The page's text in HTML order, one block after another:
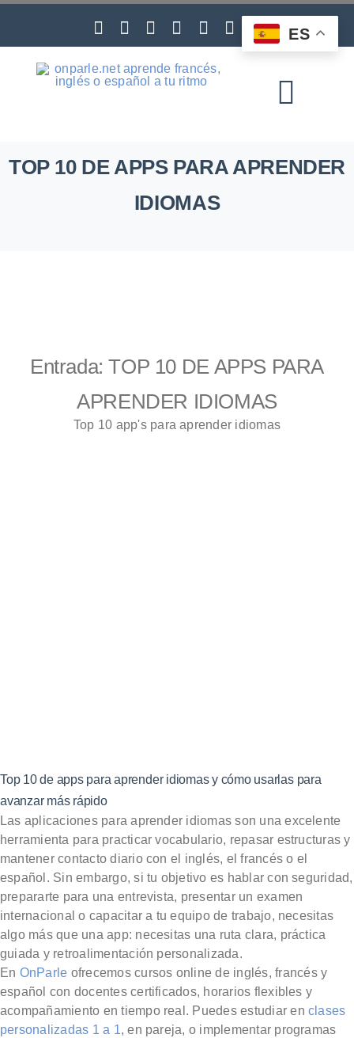
Skip
content
TOP 10 DE APPS PARA APRENDER
IDIOMAS
Entrada: TOP 10 DE APPS PARA
APRENDER IDIOMAS
Top 10 app's para aprender idiomas
Top 10 de apps para aprender idiomas y cómo usarlas para
avanzar más rápido
Las aplicaciones para aprender idiomas son una excelente
herramienta para practicar vocabulario, repasar estructuras y
mantener contacto diario con el inglés, el francés o el
español. Sin embargo, si tu objetivo es hablar con seguridad,
prepararte para una entrevista, presentar un examen
internacional o capacitar a tu equipo de trabajo, necesitas
algo más que una app: necesitas una ruta clara, práctica
guiada y retroalimentación personalizada.
En OnParle ofrecemos cursos online de inglés, francés y
español con docentes certificados, horarios flexibles y
acompañamiento en tiempo real. Puedes estudiar en clases
personalizadas 1 a 1, en pareja, o implementar programas
ES